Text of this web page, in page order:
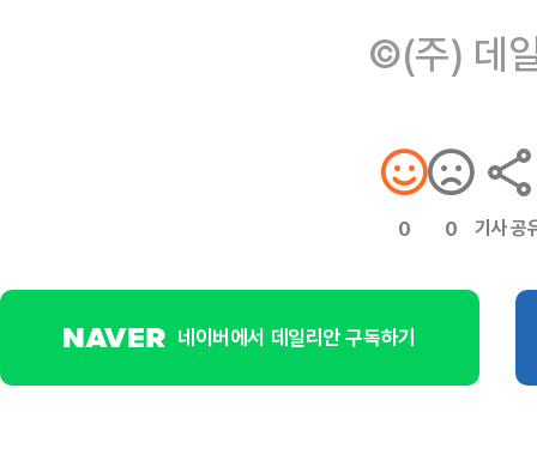
©(주) 데
0 0 기사 공
네이버에서 데일리안 구독하기